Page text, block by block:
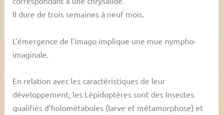
Il dure de trois semaines à neuf mois.
L’émergence de l’imago implique une mue nympho-
imaginale.
En relation avec les caractéristiques de leur
développement, les Lépidoptères sont des Insectes
qualifiés d’holométaboles (larve et métamorphose) et